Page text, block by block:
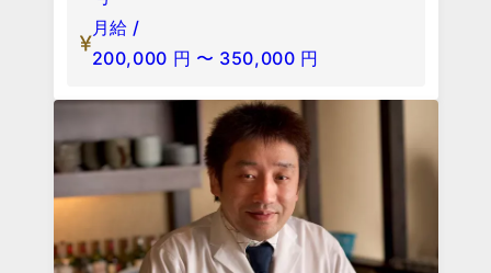
月給 /
200,000 円 〜 350,000 円